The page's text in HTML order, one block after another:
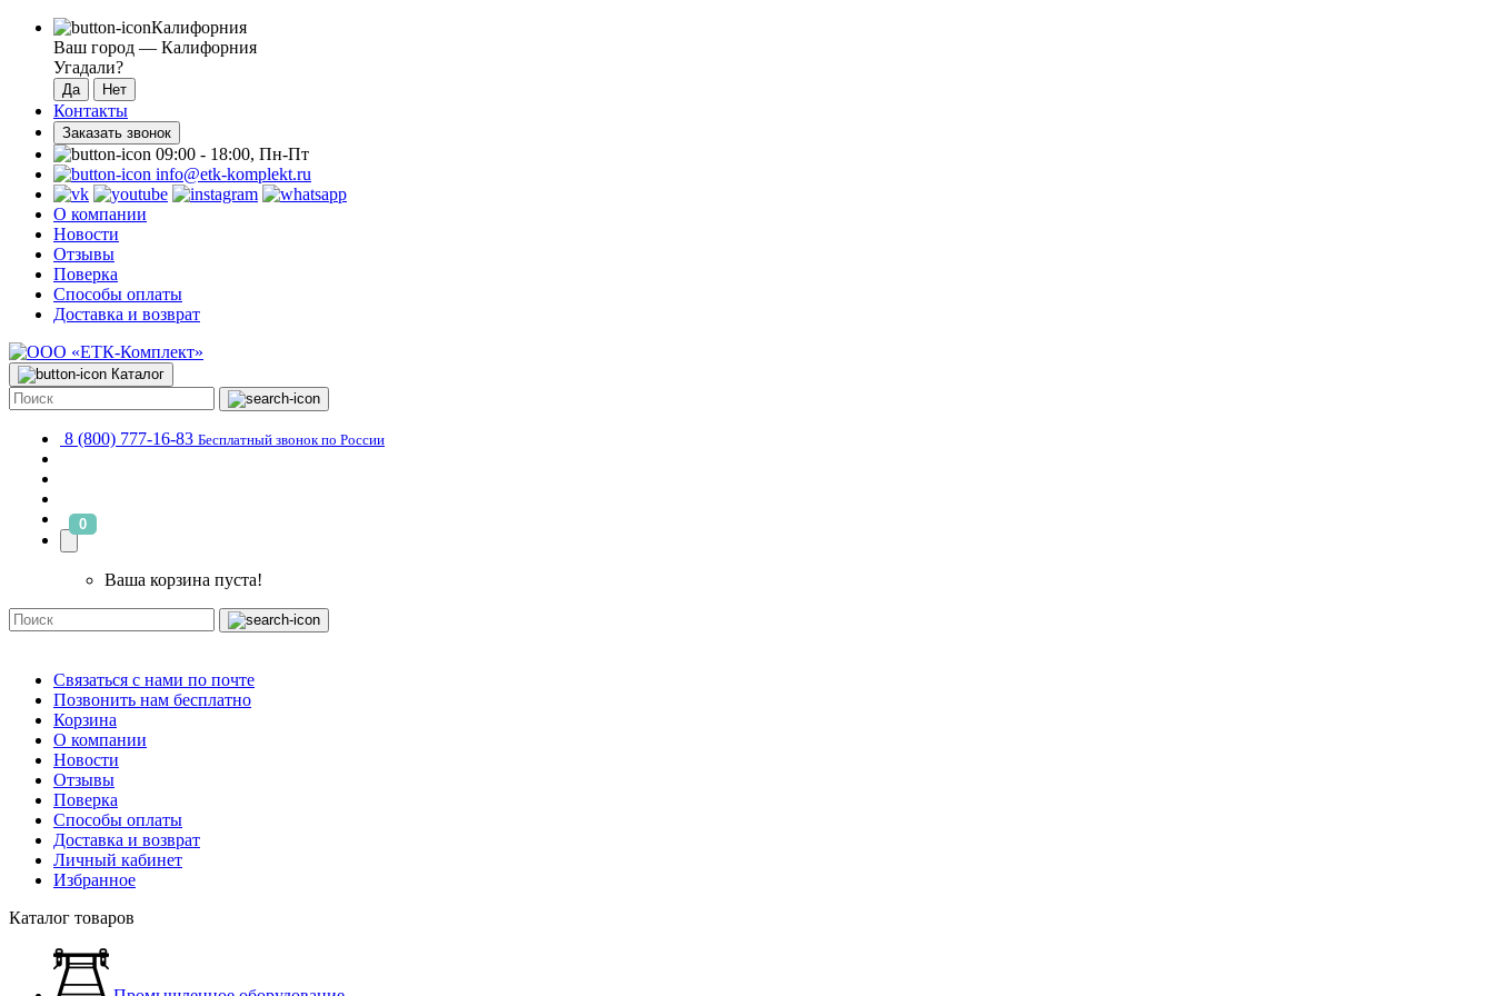
Калифорния
Ваш город — Калифорния
Угадали?
Контакты
Заказать звонок
09:00 - 18:00, Пн-Пт
info@etk-komplekt.ru
О компании
Новости
Отзывы
Поверка
Способы оплаты
Доставка и возврат
Каталог
8 (800) 777-16-83 Бесплатный звонок по России
0
Ваша корзина пуста!
Связаться с нами по почте
Позвонить нам бесплатно
Корзина
О компании
Новости
Отзывы
Поверка
Способы оплаты
Доставка и возврат
Личный кабинет
Избранное
Каталог товаров